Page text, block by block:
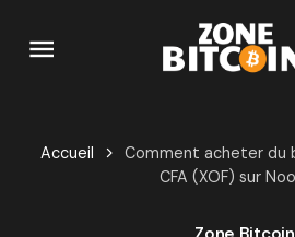
Accueil
Comment acheter du
CFA (XOF) sur